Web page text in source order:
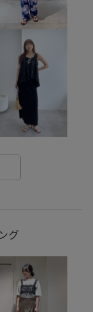
ュアル
セットアップ
ラル
ポリエステル
ンツ
ジュアル
快適なはき心地
本革
グ